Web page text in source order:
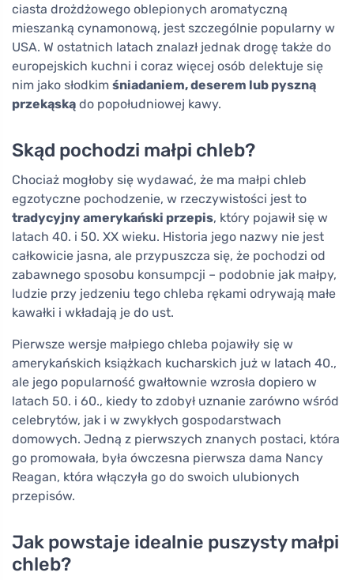
ciasta drożdżowego oblepionych aromatyczną
mieszanką cynamonową, jest szczególnie popularny w
USA. W ostatnich latach znalazł jednak drogę także do
europejskich kuchni i coraz więcej osób delektuje się
nim jako słodkim śniadaniem, deserem lub pyszną
przekąską do popołudniowej kawy.
Skąd pochodzi małpi chleb?
Chociaż mogłoby się wydawać, że ma małpi chleb
egzotyczne pochodzenie, w rzeczywistości jest to
tradycyjny amerykański przepis, który pojawił się w
latach 40. i 50. XX wieku. Historia jego nazwy nie jest
całkowicie jasna, ale przypuszcza się, że pochodzi od
zabawnego sposobu konsumpcji – podobnie jak małpy,
ludzie przy jedzeniu tego chleba rękami odrywają małe
kawałki i wkładają je do ust.
Pierwsze wersje małpiego chleba pojawiły się w
amerykańskich książkach kucharskich już w latach 40.,
ale jego popularność gwałtownie wzrosła dopiero w
latach 50. i 60., kiedy to zdobył uznanie zarówno wśród
celebrytów, jak i w zwykłych gospodarstwach
domowych. Jedną z pierwszych znanych postaci, która
go promowała, była ówczesna pierwsza dama Nancy
Reagan, która włączyła go do swoich ulubionych
przepisów.
Jak powstaje idealnie puszysty małpi
chleb?